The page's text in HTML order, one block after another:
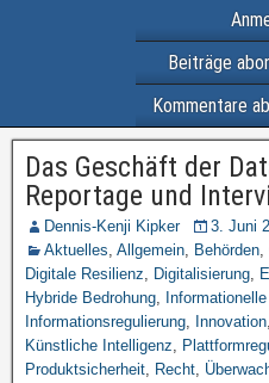
Beiträge
Kommentare
Das Geschäft der
Reportage und
Dennis-Kenji Kipker
3. Juni
Aktuelles, Allgemein, Behörden,
Digitale Resilienz, Digitalisierung,
Hybride Bedrohung,
Informationsregulierung, Innovation,
Künstliche Intelligenz,
Produktsicherheit, Recht,